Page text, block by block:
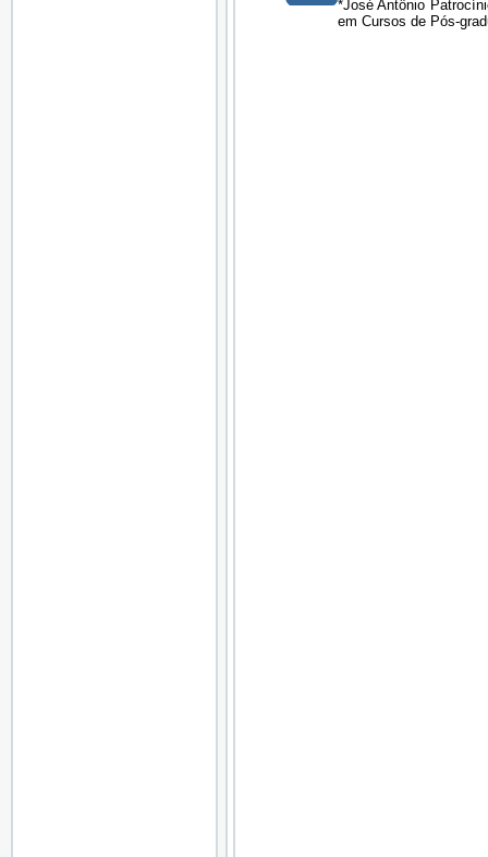
*José Antônio
em Cursos de Pós-